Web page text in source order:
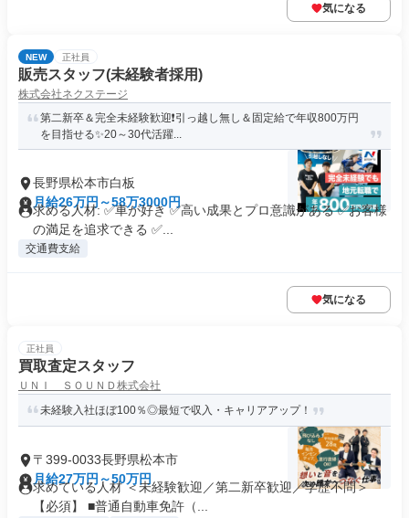
気になる
NEW 正社員
販売スタッフ(未経験者採用)
株式会社ネクステージ
第二新卒＆完全未経験歓迎❗引っ越し無し＆固定給で年収800万円
を目指せる✨20～30代活躍...
長野県松本市白板
月給26万円～58万3000円
求める人材: ✅車が好き ✅高い成果とプロ意識がある ✅お客様
の満足を追求できる ✅...
交通費支給
気になる
正社員
買取査定スタッフ
ＵＮＩ ＳＯＵＮＤ株式会社
未経験入社ほぼ100％◎最短で収入・キャリアアップ！
〒399-0033長野県松本市
月給27万円～50万円
求めている人材 ＜未経験歓迎／第二新卒歓迎／学歴不問＞
【必須】 ■普通自動車免許（...